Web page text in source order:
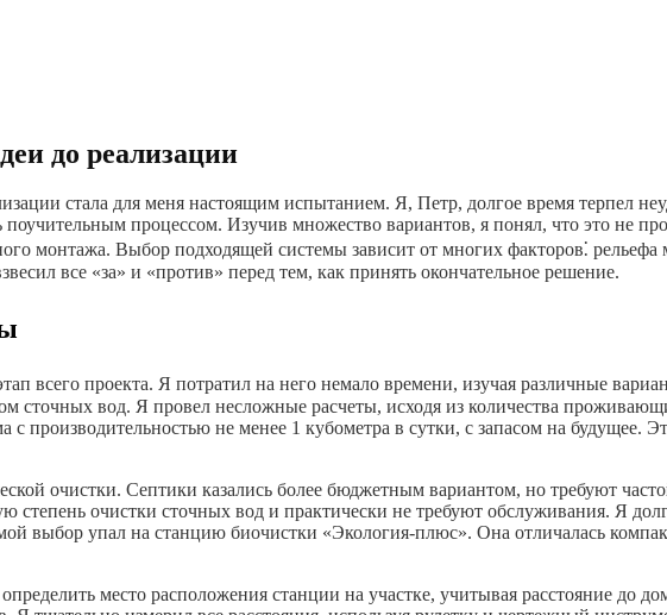
до реализации
стала для меня настоящим испытанием. Я, Петр, долгое время терпел
процессом. Изучив множество вариантов, я понял, что это не
монтажа. Выбор подходящей системы зависит от многих факторов⁚ рельефа
все «за» и «против» перед тем, как принять окончательное решение.
всего проекта. Я потратил на него немало времени, изучая различные
сточных вод. Я провел несложные расчеты, исходя из количества
производительностью не менее 1 кубометра в сутки, с запасом на будущее.
очистки. Септики казались более бюджетным вариантом, но требуют
очистки сточных вод и практически не требуют обслуживания. Я
выбор упал на станцию биочистки «Экология-плюс». Она отличалась
место расположения станции на участке, учитывая расстояние до